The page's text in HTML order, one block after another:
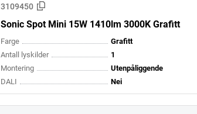
3109450
Sonic Spot Mini 15W 1410lm 3000K Grafitt
Farge Grafitt
Antall lyskilder
1
Montering
Utenpåliggende
DALI
Nei